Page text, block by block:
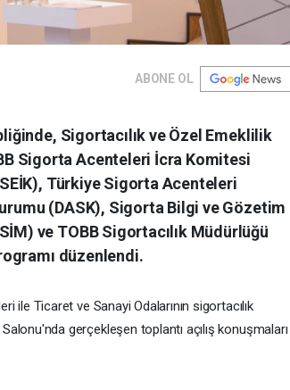
ABONE OL
Sigortacılık ve Özel Emeklilik
Sigorta Acenteleri İcra Komitesi
Türkiye Sigorta Acenteleri
(DASK), Sigorta Bilgi ve Gözetim
ve TOBB Sigortacılık Müdürlüğü
düzenlendi.
ile Ticaret ve Sanayi Odalarının sigortacılık
gerçekleşen toplantı açılış konuşmaları